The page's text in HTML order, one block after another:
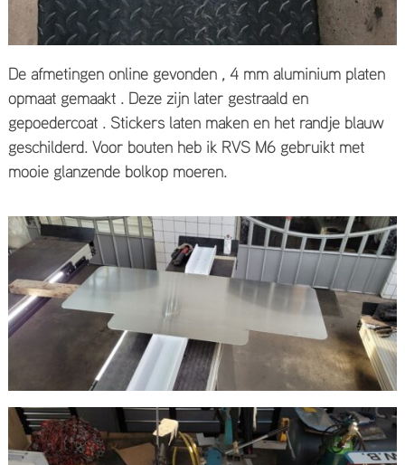
De afmetingen online gevonden , 4 mm aluminium platen
opmaat gemaakt . Deze zijn later gestraald en
gepoedercoat . Stickers laten maken en het randje blauw
geschilderd. Voor bouten heb ik RVS M6 gebruikt met
mooie glanzende bolkop moeren.